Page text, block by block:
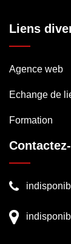
Liens
Agence web
Echange de
Formation